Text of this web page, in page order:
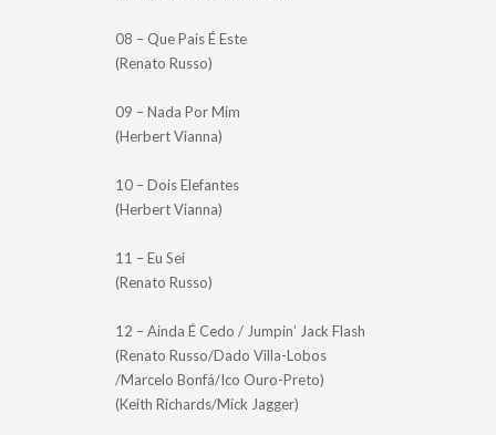
08 – Que Pais É Este
(Renato Russo)
09 – Nada Por Mim
(Herbert Vianna)
10 – Dois Elefantes
(Herbert Vianna)
11 – Eu Sei
(Renato Russo)
12 – Ainda É Cedo / Jumpin’ Jack Flash
(Renato Russo/Dado Villa-Lobos
/Marcelo Bonfá/Ico Ouro-Preto)
(Keith Richards/Mick Jagger)